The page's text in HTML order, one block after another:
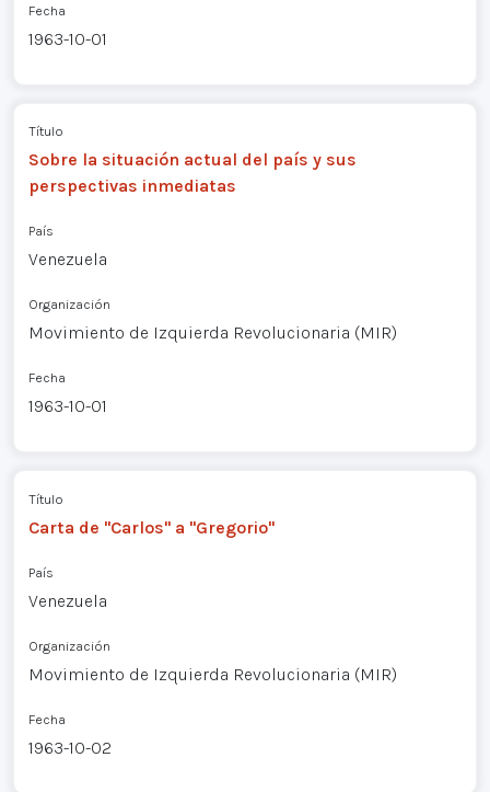
Fecha
1963-10-01
Título
Sobre la situación actual del país y sus
perspectivas inmediatas
País
Venezuela
Organización
Movimiento de Izquierda Revolucionaria (MIR)
Fecha
1963-10-01
Título
Carta de "Carlos" a "Gregorio"
País
Venezuela
Organización
Movimiento de Izquierda Revolucionaria (MIR)
Fecha
1963-10-02